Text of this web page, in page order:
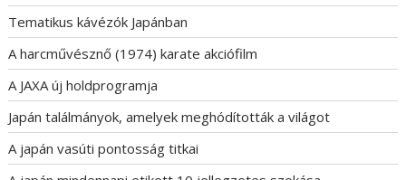
Tematikus kávézók Japánban
A harcművésznő (1974) karate akciófilm
A JAXA új holdprogramja
Japán találmányok, amelyek meghódították a világot
A japán vasúti pontosság titkai